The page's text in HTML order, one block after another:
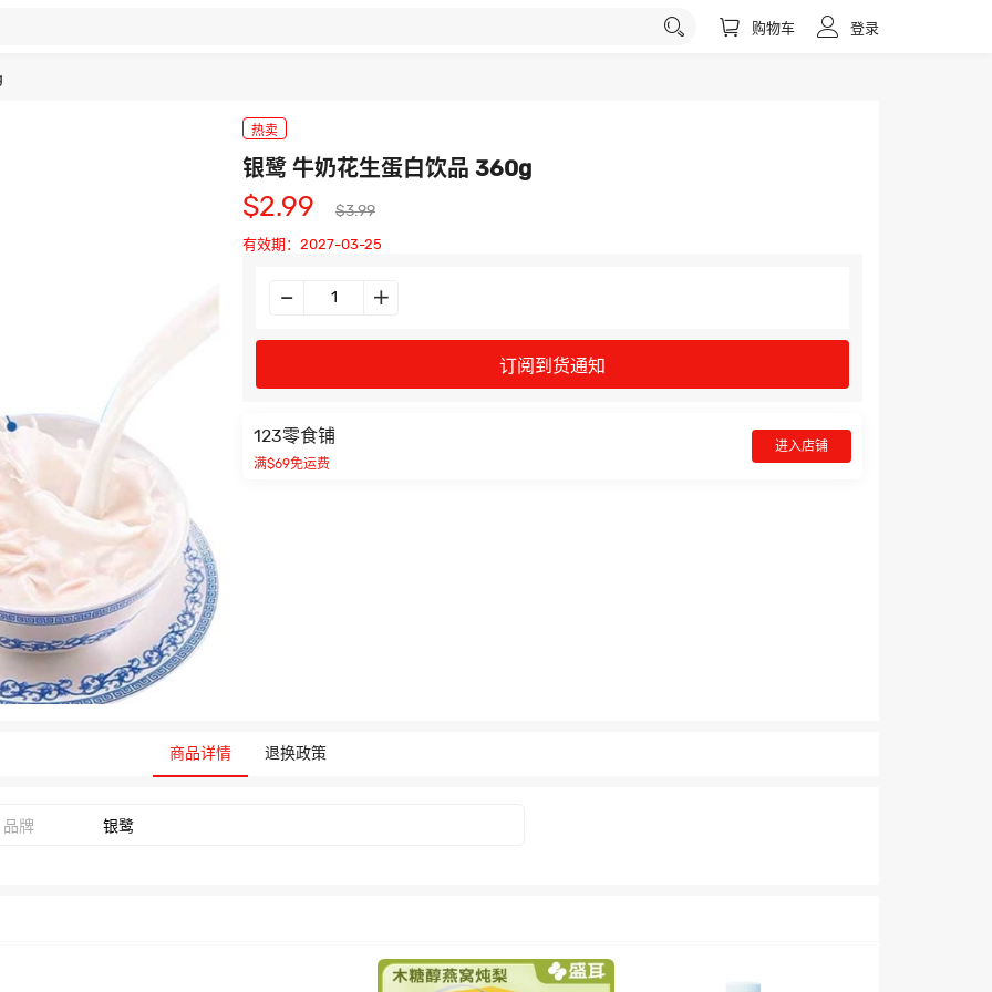
购物车 登录
热卖
银鹭 牛奶花生蛋白饮品 360g
$2.99 $3.99
有效期：2027-03-25
订阅到货通知
123零食铺
满$69免运费
进入店铺
商品详情 退换政策
品牌 银鹭